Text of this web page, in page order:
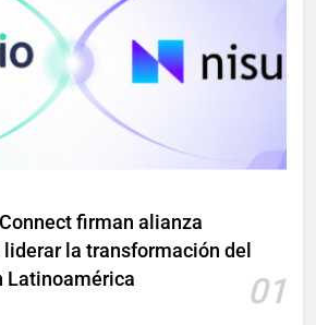
firman alianza
la transformación del
Latinoamérica
01